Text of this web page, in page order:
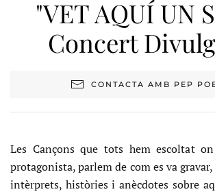
"VET AQUÍ UN
Concert
CONTACTA AMB PEP
Les Cançons que tots hem escoltat
protagonista, parlem de com es va
intèrprets, històries i anècdotes sobre